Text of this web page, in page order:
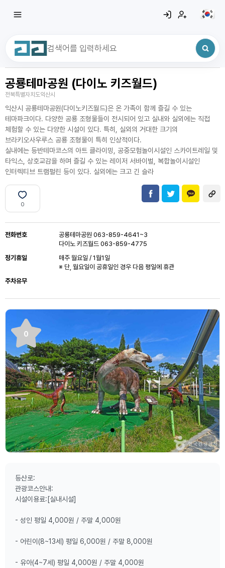
최근 검색어
공룡테마공원 (다이노 키즈월드)
전북특별자치도익산시
익산시 공룡테마공원(다이노키즈월드)은 온 가족이 함께 즐길 수 있는
테마파크이다. 다양한 공룡 조형물들이 전시되어 있고 실내와 실외에는 직접
체험할 수 있는 다양한 시설이 있다. 특히, 실외의 거대한 크기의
브라키오사우루스 공룡 조형물이 특히 인상적이다.
실내에는 등반테마코스의 아트 클라이밍, 공중모험놀이시설인 스카이트레일 및
타익스, 상호교감을 하며 즐길 수 있는 레이저 서바이벌, 복합놀이시설인
인터렉티브 트램펄린 등이 있다. 실외에는 크고 긴 슬라
0
전화번호
공룡테마공원 063-859-4641~3
다이노 키즈월드 063-859-4775
정기휴일
매주 월요일 / 1월1일
※ 단, 월요일이 공휴일인 경우 다음 평일에 휴관
주차유무
0
등산로:
관광코스안내:
시설이용료:[실내시설]
- 성인 평일 4,000원 / 주말 4,000원
- 어린이(8~13세) 평일 6,000원 / 주말 8,000원
- 유아(4~7세) 평일 4,000원 / 주말 4,000원